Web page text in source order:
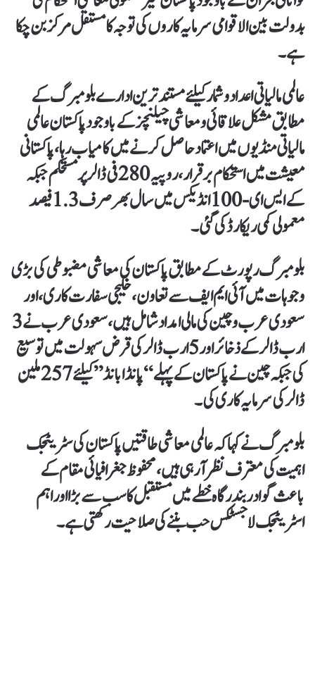
بدولت بین الاقوامی سرمایہ کاروں کی توجہ کا مستقل مرکز بن چکا
ہے۔
عالمی مالیاتی اعداد و شمار کیلئے مستند ترین ادارے بلومبرگ کے
مطابق مشکل علاقائی و معاشی چیلنچزکے باوجود پاکستان عالمی
مالیاتی منڈیوں میں اعتماد حاصل کرنے میں کامیاب رہا، پاکستانی
معیشت میں استحکام برقرار، روپیہ 280 فی ڈالر پر مستحکم جبکہ
کے ایس ای-100 انڈیکس میں سال بھر صرف 1.3 فیصد
معمولی کمی ریکارڈ کی گئی۔
بلومبرگ رپورٹ کے مطابق پاکستان کی معاشی مضبوطی کی بڑی
وجوہات میں آئی ایم ایف سے تعاون، خلیجی سفارت کاری، اور
سعودی عرب و چین کی مالی امداد شامل ہیں، سعودی عرب نے 3
ارب ڈالر کے ذخائر اور 5 ارب ڈالر کی قرض سہولت میں توسیع
کی جبکہ چین نے پاکستان کے پہلے “پانڈا بانڈ” کیلئے 257 ملین
ڈالر کی سرمایہ کاری کی۔
بلومبرگ نے کہا کہ عالمی معاشی طاقتیں پاکستان کی سٹریٹجک
اہمیت کی معترف نظر آ رہی ہیں، محفوظ جغرافیائی مقام کے
باعث گوادر بندرگاہ خطے میں مستقبل کا سب سے بڑا اور اہم
اسٹریٹجک لاجسٹکس حب بننے کی صلاحیت رکھتی ہے۔